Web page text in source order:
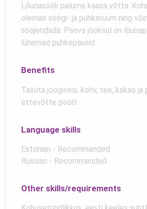
Lõunasöök palume kaasa võtta.
olemas söögi- ja puhkeruum ning
soojendada. Päeva jooksul on
lühemad puhkepausid
Benefits
Tasuta joogivesi, kohv, tee, kakao ja
ettevõtte poolt
Language skills
Estonian - Recommended
Russian - Recommended
Other skills/requirements